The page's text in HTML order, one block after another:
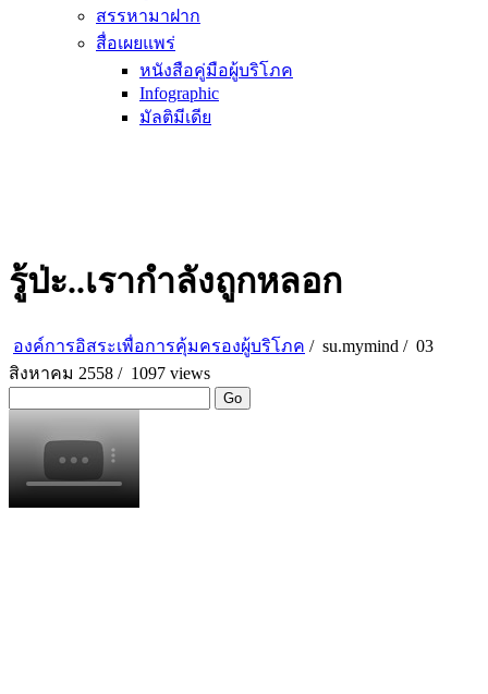
สรรหามาฝาก
สื่อเผยแพร่
หนังสือคู่มือผู้บริโภค
Infographic
มัลติมีเดีย
รู้ป่ะ..เรากำลังถูกหลอก
องค์การอิสระเพื่อการคุ้มครองผู้บริโภค / su.mymind / 03
สิงหาคม 2558 / 1097 views
Go